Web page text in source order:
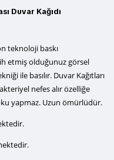
Duvar Kağıdı
teknoloji baskı
etmiş olduğunuz görsel
ile basılır. Duvar Kağıtları
nefes alır özelliğe
yapmaz. Uzun ömürlüdür.